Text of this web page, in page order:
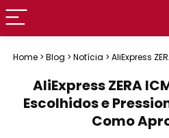
Home > Blog > Notícia > AliExpress
AliExpress ZERA
Escolhidos e
Como